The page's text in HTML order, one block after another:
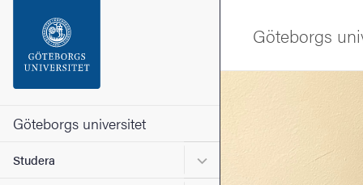
Sidfoten
Om webbplatsen
Göteborgs universitet
Studera Undermeny för Studera
Göteborgs
Bild